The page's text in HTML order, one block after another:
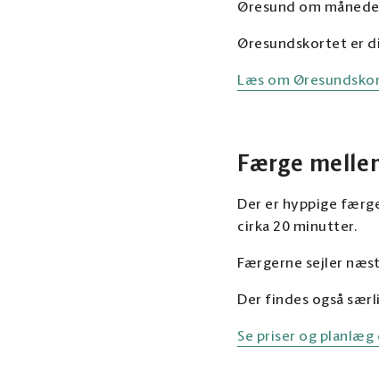
Øresund om
Øresundskortet er
Læs om
Færge
Der er hyppige
cirka 20 minutter.
Færgerne sejler
Der findes også
Se priser og